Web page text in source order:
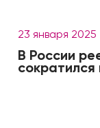
23 января 2025
В России
сократился